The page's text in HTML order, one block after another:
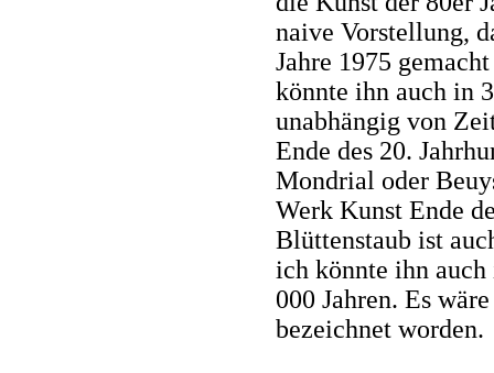
naive Vorstellung,
Jahre 1975
könnte ihn auch in
unabhängig von
Ende des 20.
Mondrial oder
Werk Kunst Ende
Blüttenstaub ist
ich könnte ihn auch
000 Jahren. Es
bezeichnet worden.